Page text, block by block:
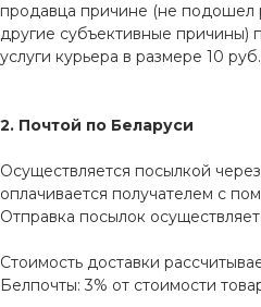
продавца причине (не подошел
другие субъективные причины)
услуги курьера в размере 10
2. Почтой по Беларуси
Осуществляется посылкой
оплачивается получателем с
Отправка посылок
Стоимость доставки
Белпочты: 3% от стоимости